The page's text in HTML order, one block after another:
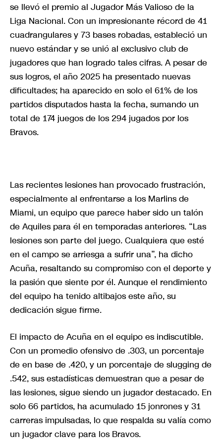
se llevó el premio al Jugador Más Valioso de la
Liga Nacional. Con un impresionante récord de 41
cuadrangulares y 73 bases robadas, estableció un
nuevo estándar y se unió al exclusivo club de
jugadores que han logrado tales cifras. A pesar de
sus logros, el año 2025 ha presentado nuevas
dificultades; ha aparecido en solo el 61% de los
partidos disputados hasta la fecha, sumando un
total de 174 juegos de los 294 jugados por los
Bravos.
Las recientes lesiones han provocado frustración,
especialmente al enfrentarse a los Marlins de
Miami, un equipo que parece haber sido un talón
de Aquiles para él en temporadas anteriores. “Las
lesiones son parte del juego. Cualquiera que esté
en el campo se arriesga a sufrir una”, ha dicho
Acuña, resaltando su compromiso con el deporte y
la pasión que siente por él. Aunque el rendimiento
del equipo ha tenido altibajos este año, su
dedicación sigue firme.
El impacto de Acuña en el equipo es indiscutible.
Con un promedio ofensivo de .303, un porcentaje
de en base de .420, y un porcentaje de slugging de
.542, sus estadísticas demuestran que a pesar de
las lesiones, sigue siendo un jugador destacado. En
solo 66 partidos, ha acumulado 15 jonrones y 31
carreras impulsadas, lo que respalda su valía como
un jugador clave para los Bravos.